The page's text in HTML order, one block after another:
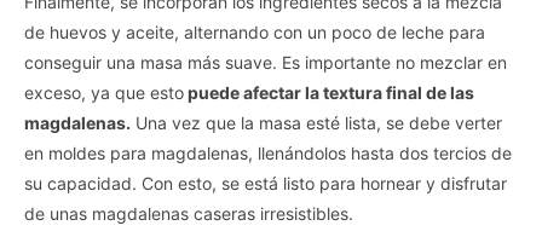
de huevos y aceite, alternando con un poco de leche para
conseguir una masa más suave. Es importante no mezclar en
exceso, ya que estopuede afectar la textura final de las
magdalenas. Una vez que la masa esté lista, se debe verter
en moldes para magdalenas, llenándolos hasta dos tercios de
su capacidad. Con esto, se está listo para hornear y disfrutar
de unas magdalenas caseras irresistibles.